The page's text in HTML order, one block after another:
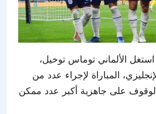
الألماني توماس توخيل،
المباراة لإجراء عدد من
الوقوف على جاهزية أكبر عدد ممكن